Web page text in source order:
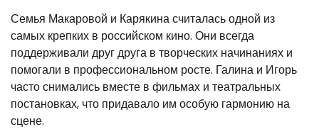
Семья Макаровой и Карякина считалась одной из
самых крепких в российском кино. Они всегда
поддерживали друг друга в творческих начинаниях и
помогали в профессиональном росте. Галина и Игорь
часто снимались вместе в фильмах и театральных
постановках, что придавало им особую гармонию на
сцене.